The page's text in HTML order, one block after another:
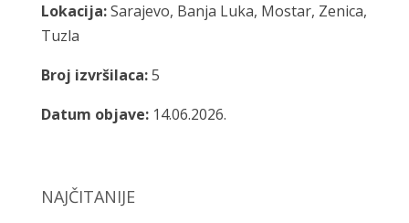
Lokacija:Sarajevo, Banja Luka, Mostar, Zenica,
Tuzla
Broj izvršilaca:5
Datum objave:14.06.2026.
NAJČITANIJE